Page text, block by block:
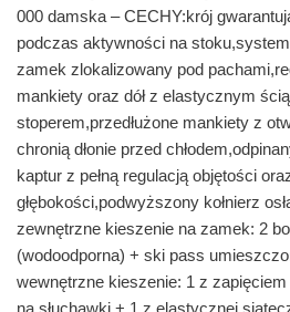
000 damska – CECHY:krój
podczas aktywności na
zamek zlokalizowany pod
mankiety oraz dół z elastycznym
stoperem,przedłużone mankiety z
chronią dłonie przed
kaptur z pełną regulacją objętości
głębokości,podwyższony kołnierz
zewnętrzne kieszenie na zamek: 2
(wodoodporna) + ski pass
wewnętrzne kieszenie: 1 z
na słuchawki + 1 z elastycznej